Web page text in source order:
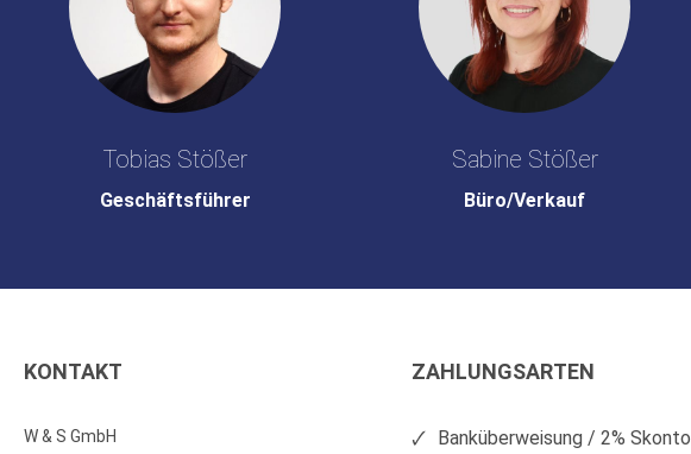
Tobias Stößer
Geschäftsführer
Sabine Stößer
Büro/Verkauf
KONTAKT
W & S GmbH
ZAHLUNGSARTEN
Banküberweisung / 2% Skonto